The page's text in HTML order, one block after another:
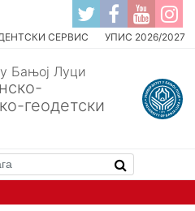
СЕРВИС УПИС 2026/2027
Бањој Луци
геодетски